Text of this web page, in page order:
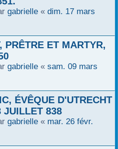
gabrielle « dim. 17 mars
PRÊTRE ET MARTYR,
gabrielle « sam. 09 mars
ÉVÊQUE D'UTRECHT
JUILLET 838
gabrielle « mar. 26 févr.